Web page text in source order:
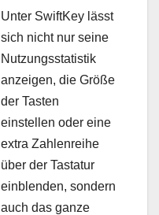
Unter SwiftKey lässt
sich nicht nur seine
Nutzungsstatistik
anzeigen, die Größe
der Tasten
einstellen oder eine
extra Zahlenreihe
über der Tastatur
einblenden, sondern
auch das ganze